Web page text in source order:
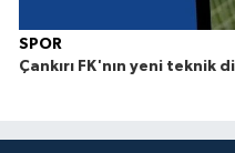
SPOR
Çankırı FK'nın yeni teknik